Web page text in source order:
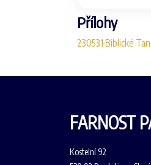
Přílohy
230531 Biblické
FARNOST
Kostelní 92